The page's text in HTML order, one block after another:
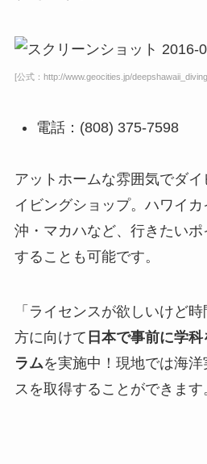
[公式：http://www.geocities.jp/
電話：(808) 375-7598
アットホームな雰囲気でダ
イビングショップ。ハワイ
沖・マカハなど、行きたいポ
することも可能です。
「ライセンスが欲しいけど
方に向けて 日本で事前に学
ラムを実施中！現地では海
スを取得することができます